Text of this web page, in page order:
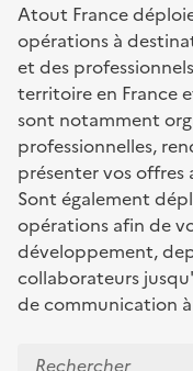
Atout France
opérations à
et des
territoire en France
sont notamment
professionnelles,
présenter vos offres
Sont également
opérations afin de
développement,
collaborateurs
de communication